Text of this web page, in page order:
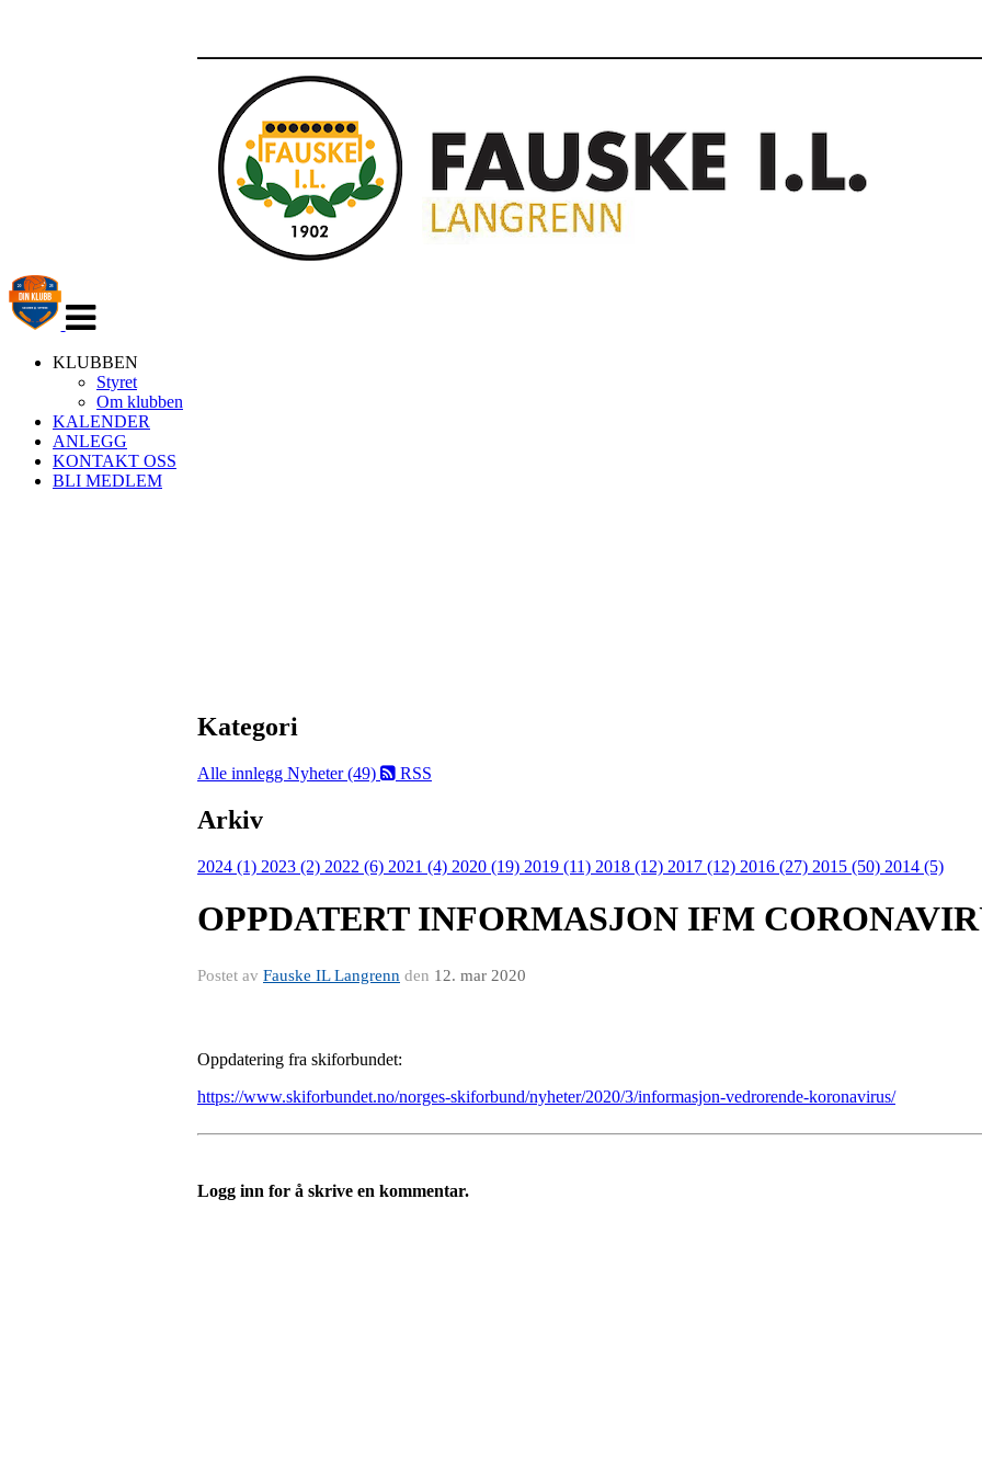
navigasjon
KLUBBEN
Styret
Om klubben
KALENDER
ANLEGG
KONTAKT OSS
BLI MEDLEM
Kategori
Alle innlegg Nyheter (49) RSS
Arkiv
2024 (1) 2023 (2) 2022 (6) 2021 (4) 2020 (19) 2019 (11) 2018 (12) 2017 (12) 2016 (27) 2015 (50) 2014 (5)
OPPDATERT INFORMASJON IFM
Postet av Fauske IL Langrenn den 12. mar 2020
Oppdatering fra skiforbundet:
https://www.skiforbundet.no/norges-skiforbund/nyheter/2020/3/informasjon-vedrorende-koronavirus/
Logg inn for å skrive en kommentar.